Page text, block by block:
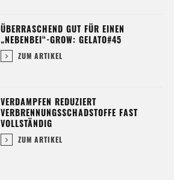
ÜBERRASCHEND GUT FÜR EINEN
„NEBENBEI“-GROW: GELATO#45
ZUM ARTIKEL
VERDAMPFEN REDUZIERT
VERBRENNUNGSSCHADSTOFFE FAST
VOLLSTÄNDIG
ZUM ARTIKEL